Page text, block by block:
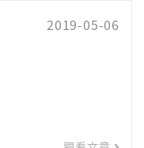
2019-05-06